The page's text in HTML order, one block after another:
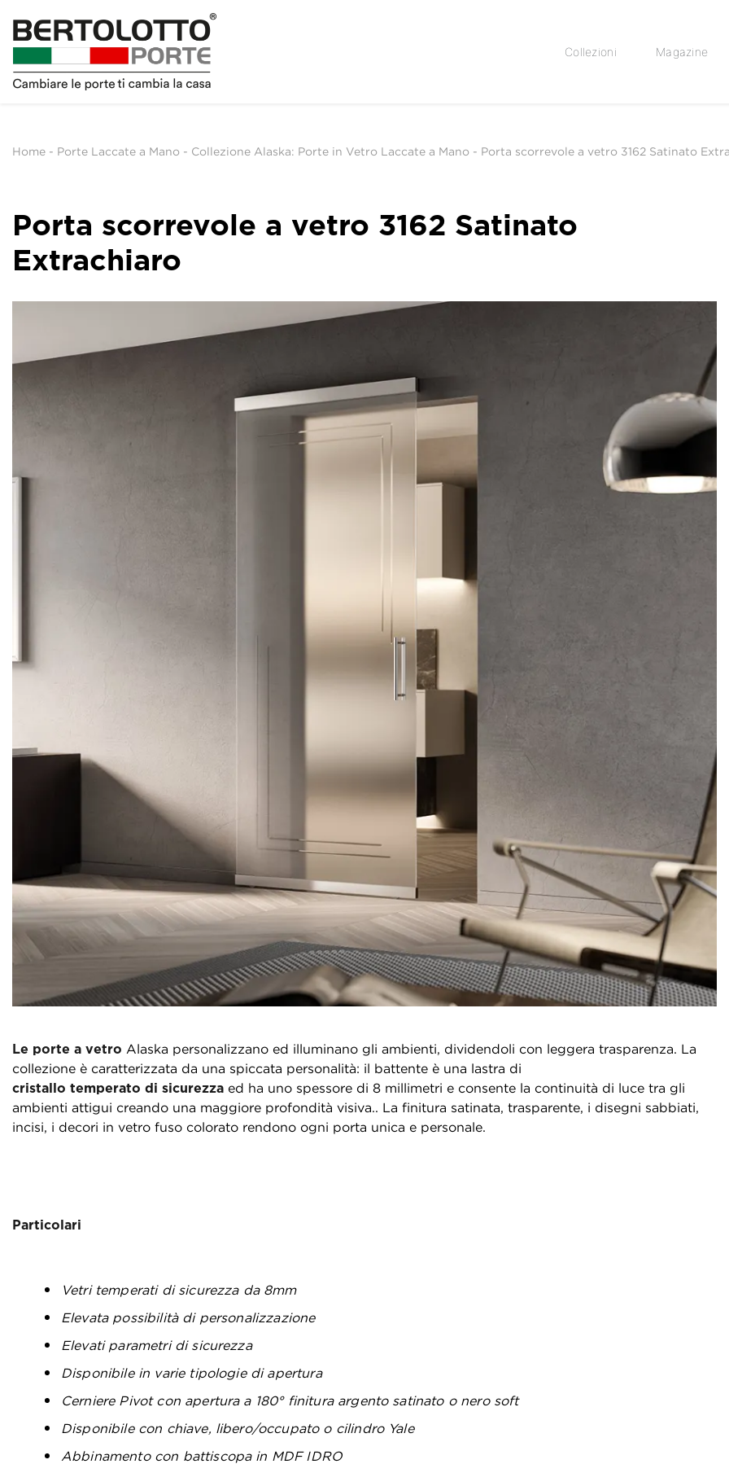
Collezioni Magazine
Home - Porte Laccate a Mano - Collezione Alaska: Porte in Vetro Laccate a Mano - Porta scorrevole a vetro 3162 Satinato
Porta scorrevole a vetro 3162 Satinato
Extrachiaro
Le porte a vetro Alaska personalizzano ed illuminano gli ambienti, dividendoli con leggera trasparenza. La
collezione è caratterizzata da una spiccata personalità: il battente è una lastra di
cristallo temperato di sicurezza ed ha uno spessore di 8 millimetri e consente la continuità di luce tra gli
ambienti attigui creando una maggiore profondità visiva.. La finitura satinata, trasparente, i disegni sabbiati,
incisi, i decori in vetro fuso colorato rendono ogni porta unica e personale.
Particolari
Vetri temperati di sicurezza da 8mm
Elevata possibilità di personalizzazione
Elevati parametri di sicurezza
Disponibile in varie tipologie di apertura
Cerniere Pivot con apertura a 180° finitura argento satinato o nero soft
Disponibile con chiave, libero/occupato o cilindro Yale
Abbinamento con battiscopa in MDF IDRO